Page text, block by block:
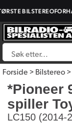
Forside>Bilstereo
*Pioneer
spiller
LC150 (2014-